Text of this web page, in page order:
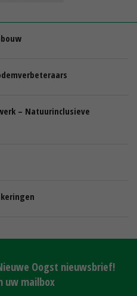
– Natuurinclusieve
Oogst nieuwsbrief!
uw mailbox